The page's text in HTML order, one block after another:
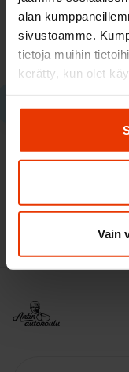
alan
sivustoamme.
tietoja muihin
kerätty, kun olet
Vain
Ennen
suorittamaan
aihealueelta.
opetuslupa-
Lue lisää